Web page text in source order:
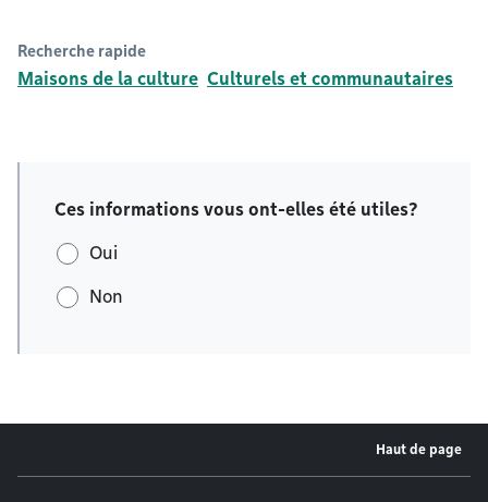
Recherche rapide
Maisons de la culture Culturels et communautaires
Ces informations vous ont-elles été utiles?
Oui
Non
Haut de page